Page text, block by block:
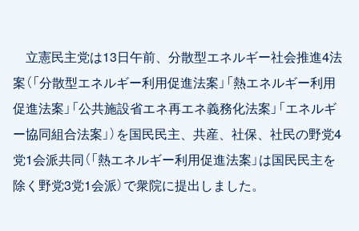
立憲民主党は13日午前、分散型エネルギー社会推進4法
案（「分散型エネルギー利用促進法案」「熱エネルギー利用
促進法案」「公共施設省エネ再エネ義務化法案」「エネルギ
ー協同組合法案」）を国民民主、共産、社保、社民の野党4
党1会派共同（「熱エネルギー利用促進法案」は国民民主を
除く野党3党1会派）で衆院に提出しました。